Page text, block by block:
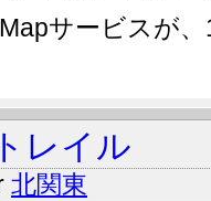
サービスが
レイル
北関東